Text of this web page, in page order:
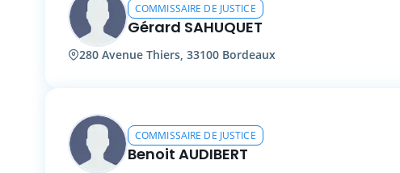
COMMISSAIRE DE JUSTICE
Gérard SAHUQUET
280 Avenue Thiers, 33100 Bordeaux
COMMISSAIRE DE JUSTICE
Benoit AUDIBERT